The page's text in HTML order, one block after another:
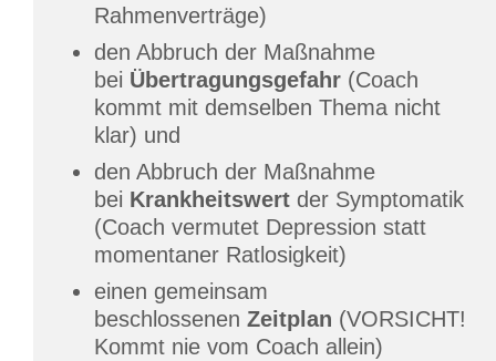
Rahmenverträge)
den Abbruch der Maßnahme
bei Übertragungsgefahr (Coach
kommt mit demselben Thema nicht
klar) und
den Abbruch der Maßnahme
bei Krankheitswert der Symptomatik
(Coach vermutet Depression statt
momentaner Ratlosigkeit)
einen gemeinsam
beschlossenen Zeitplan (VORSICHT!
Kommt nie vom Coach allein)